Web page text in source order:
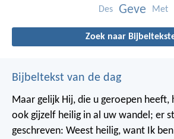
Des Geve Met
Zoek naar
Bijbeltekst van de dag
Maar gelijk Hij, die u geroepen heeft,
ook gijzelf heilig in al uw wandel; er
geschreven: Weest heilig, want Ik